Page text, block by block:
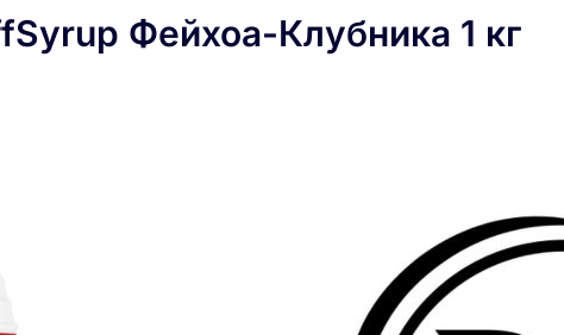
Фейхоа-Клубника 1 кг